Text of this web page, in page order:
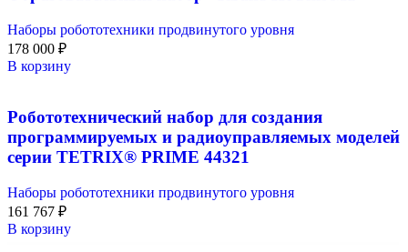
Наборы робототехники продвинутого уровня
178 000 ₽
В корзину
Робототехнический набор для создания
программируемых и радиоуправляемых моделей
серии TETRIX® PRIME 44321
Наборы робототехники продвинутого уровня
161 767 ₽
В корзину